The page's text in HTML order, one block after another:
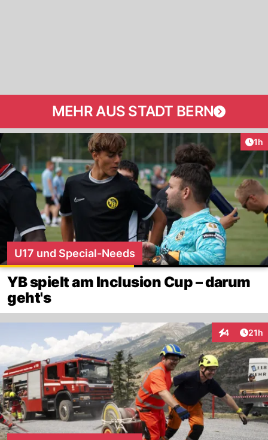
MEHR AUS STADT BERN
1h
U17 und Special-Needs
YB spielt am Inclusion Cup – darum
geht's
4
Interaktionen
21h